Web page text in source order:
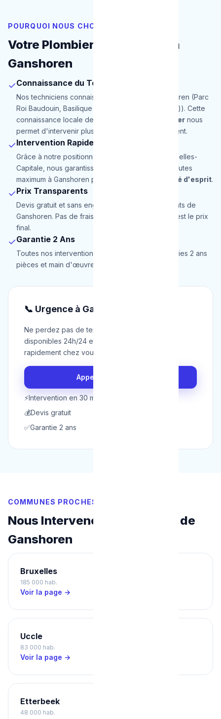
POURQUOI NOUS CHOISIR
Votre Plombier de Proximité à
Ganshoren
✓Connaissance du Terrain
Nos techniciens connaissent parfaitement Ganshoren (Parc
Roi Baudouin, Basilique de Koekelberg (proximité)). Cette
connaissance locale de notre
service de plombier nous
permet d'intervenir plus rapidement et efficacement.
✓Intervention Rapide
Grâce à notre positionnement stratégique en Bruxelles-
Capitale, nous garantissons une arrivée en 30 minutes
maximum à Ganshoren pour une totale
tranquillité d'esprit.
✓Prix Transparents
Devis gratuit et sans engagement pour les habitants de
Ganshoren. Pas de frais cachés, le prix annoncé est le prix
final.
✓Garantie 2 Ans
Toutes nos interventions à Ganshoren sont garanties 2 ans
pièces et main d'œuvre.
📞 Urgence à Ganshoren ?
Ne perdez pas de temps. Nos techniciens sont
disponibles 24h/24 et 7j/7 pour intervenir
rapidement chez vous à Ganshoren.
Appeler maintenant
⚡Intervention en 30 min
💰Devis gratuit
✅Garantie 2 ans
COMMUNES PROCHES
Nous Intervenons Aussi Près de
Ganshoren
Bruxelles
185 000 hab.
Voir la page →
Uccle
83 000 hab.
Voir la page →
Etterbeek
48 000 hab.